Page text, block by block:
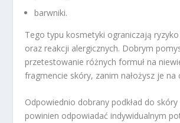
barwniki.
Tego typu kosmetyki ograniczają
oraz reakcji alergicznych. Dobrym
przetestowanie różnych formuł na
fragmencie skóry, zanim nałożysz je na
Odpowiednio dobrany podkład do
powinien odpowiadać indywidualnym